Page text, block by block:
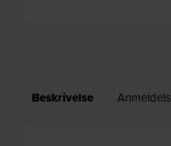
Beskrivelse